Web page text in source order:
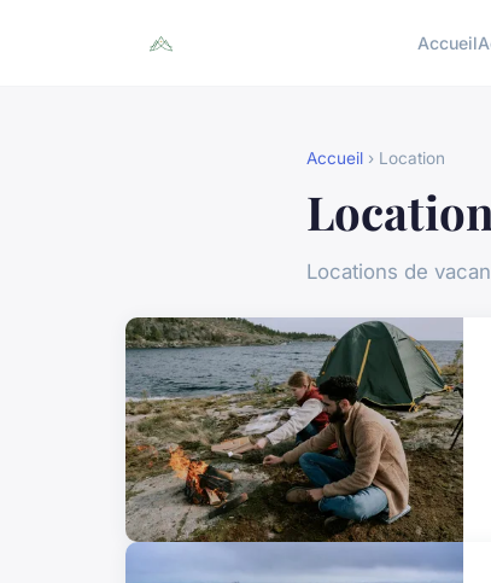
Accueil
Accueil › Location
Location
Locations de